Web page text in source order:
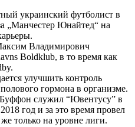
украинский футболист в
„Манчестер Юнайтед“ на
Владимирович
Boldklub, в то время как
улучшить контроль
гормона в организме.
служил “Ювентусу” в
год и за это время провел
только на уровне лиги.